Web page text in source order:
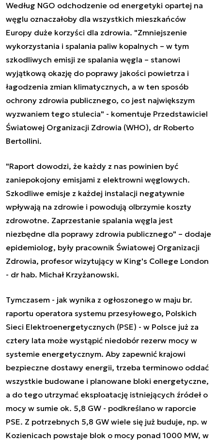
Według NGO odchodzenie od energetyki opartej na
węglu oznaczałoby dla wszystkich mieszkańców
Europy duże korzyści dla zdrowia. "Zmniejszenie
wykorzystania i spalania paliw kopalnych – w tym
szkodliwych emisji ze spalania węgla – stanowi
wyjątkową okazję do poprawy jakości powietrza i
łagodzenia zmian klimatycznych, a w ten sposób
ochrony zdrowia publicznego, co jest największym
wyzwaniem tego stulecia" - komentuje Przedstawiciel
Światowej Organizacji Zdrowia (WHO), dr Roberto
Bertollini.
"Raport dowodzi, że każdy z nas powinien być
zaniepokojony emisjami z elektrowni węglowych.
Szkodliwe emisje z każdej instalacji negatywnie
wpływają na zdrowie i powodują olbrzymie koszty
zdrowotne. Zaprzestanie spalania węgla jest
niezbędne dla poprawy zdrowia publicznego" – dodaje
epidemiolog, były pracownik Światowej Organizacji
Zdrowia, profesor wizytujący w King's College London
- dr hab. Michał Krzyżanowski.
Tymczasem - jak wynika z ogłoszonego w maju br.
raportu operatora systemu przesyłowego, Polskich
Sieci Elektroenergetycznych (PSE) - w Polsce już za
cztery lata może wystąpić niedobór rezerw mocy w
systemie energetycznym. Aby zapewnić krajowi
bezpieczne dostawy energii, trzeba terminowo oddać
wszystkie budowane i planowane bloki energetyczne,
a do tego utrzymać eksploatację istniejących źródeł o
mocy w sumie ok. 5,8 GW - podkreślano w raporcie
PSE. Z potrzebnych 5,8 GW wiele się już buduje, np. w
Kozienicach powstaje blok o mocy ponad 1000 MW, w